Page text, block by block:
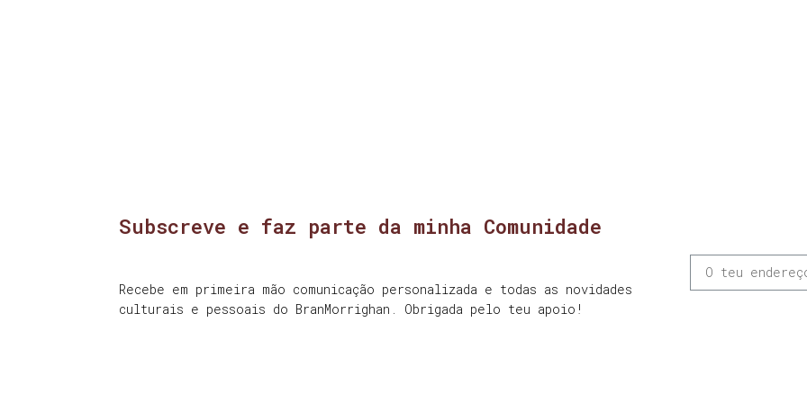
Subscreve e faz parte da minha Comunidade
Recebe em primeira mão comunicação personalizada e todas as novidades
culturais e pessoais do BranMorrighan. Obrigada pelo teu apoio!